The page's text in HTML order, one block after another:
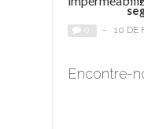
- 10 DE
Encontre-